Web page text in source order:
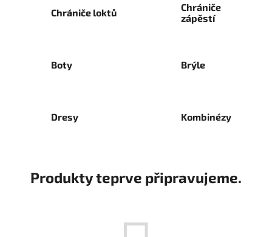
Chrániče loktů
Chrániče
zápěstí
Boty Brýle
Dresy Kombinézy
Produkty teprve připravujeme.